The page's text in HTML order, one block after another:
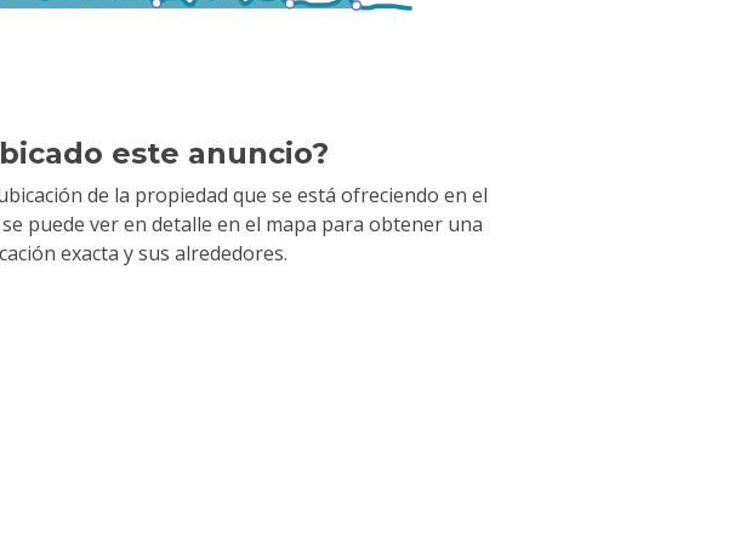
este anuncio?
de la propiedad que se está ofreciendo en el
se puede ver en detalle en el mapa para obtener una
exacta y sus alrededores.